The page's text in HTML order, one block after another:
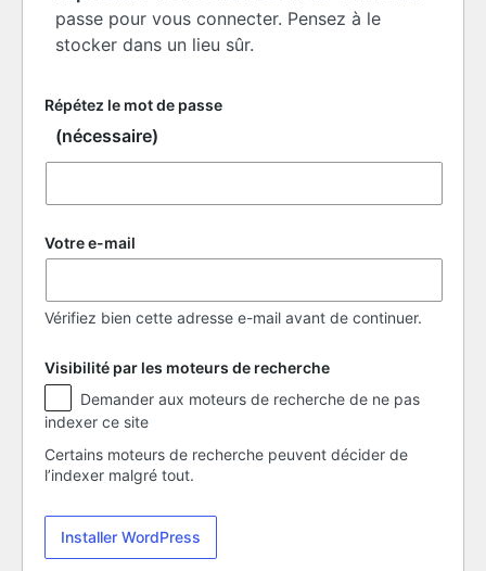
passe pour vous connecter. Pensez à le
stocker dans un lieu sûr.
Répétez le mot de passe
(nécessaire)
Votre e-mail
Vérifiez bien cette adresse e-mail avant de continuer.
Visibilité par les moteurs de recherche
Visibilité
par
les
moteurs
de
indexer ce site
Certains moteurs de recherche peuvent décider de
l’indexer malgré tout.